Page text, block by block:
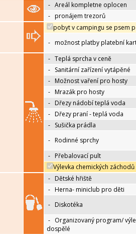
- Areál kompletne oplocen
- pronájem trezorů
pobyt v campingu se psem
- možnost platby platební
- Teplá sprcha v ceně
- Sanitární zařízení vytápěné
- Možnost vaření pro hosty
- Mrazák pro hosty
- Dřezy nádobí teplá voda
- Dřezy praní - teplá voda
- Sušička prádla
- Rodinné sprchy
- Přebalovací pult
Výlevka chemických záchodů
- Dětské hřiště
- Herna- miniclub pro děti
- Diskotéka
- Organizovaný program/
dospělé